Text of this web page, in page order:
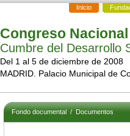
Inicio
Congreso
Cumbre del Desarrollo
Del 1 al 5 de diciembre de 2008
MADRID. Palacio Municipal de
Fondo documental/Documentos